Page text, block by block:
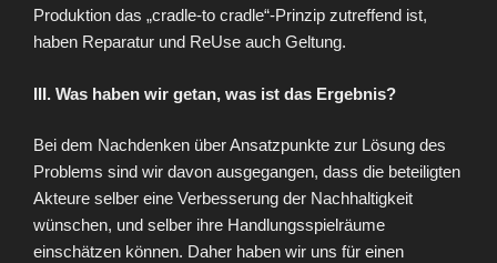
Produktion das „cradle-to cradle“-Prinzip zutreffend ist,
haben Reparatur und ReUse auch Geltung.
III. Was haben wir getan, was ist das Ergebnis?
Bei dem Nachdenken über Ansatzpunkte zur Lösung des
Problems sind wir davon ausgegangen, dass die beteiligten
Akteure selber eine Verbesserung der Nachhaltigkeit
wünschen, und selber ihre Handlungsspielräume
einschätzen können. Daher haben wir uns für einen